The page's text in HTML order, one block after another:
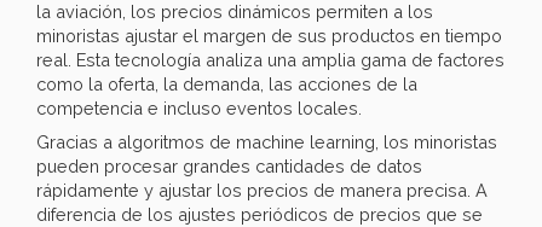
la aviación, los precios dinámicos permiten a los
minoristas ajustar el margen de sus productos en tiempo
real. Esta tecnología analiza una amplia gama de factores
como la oferta, la demanda, las acciones de la
competencia e incluso eventos locales.
Gracias a algoritmos de machine learning, los minoristas
pueden procesar grandes cantidades de datos
rápidamente y ajustar los precios de manera precisa. A
diferencia de los ajustes periódicos de precios que se